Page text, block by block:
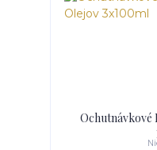
Ochutnávkové